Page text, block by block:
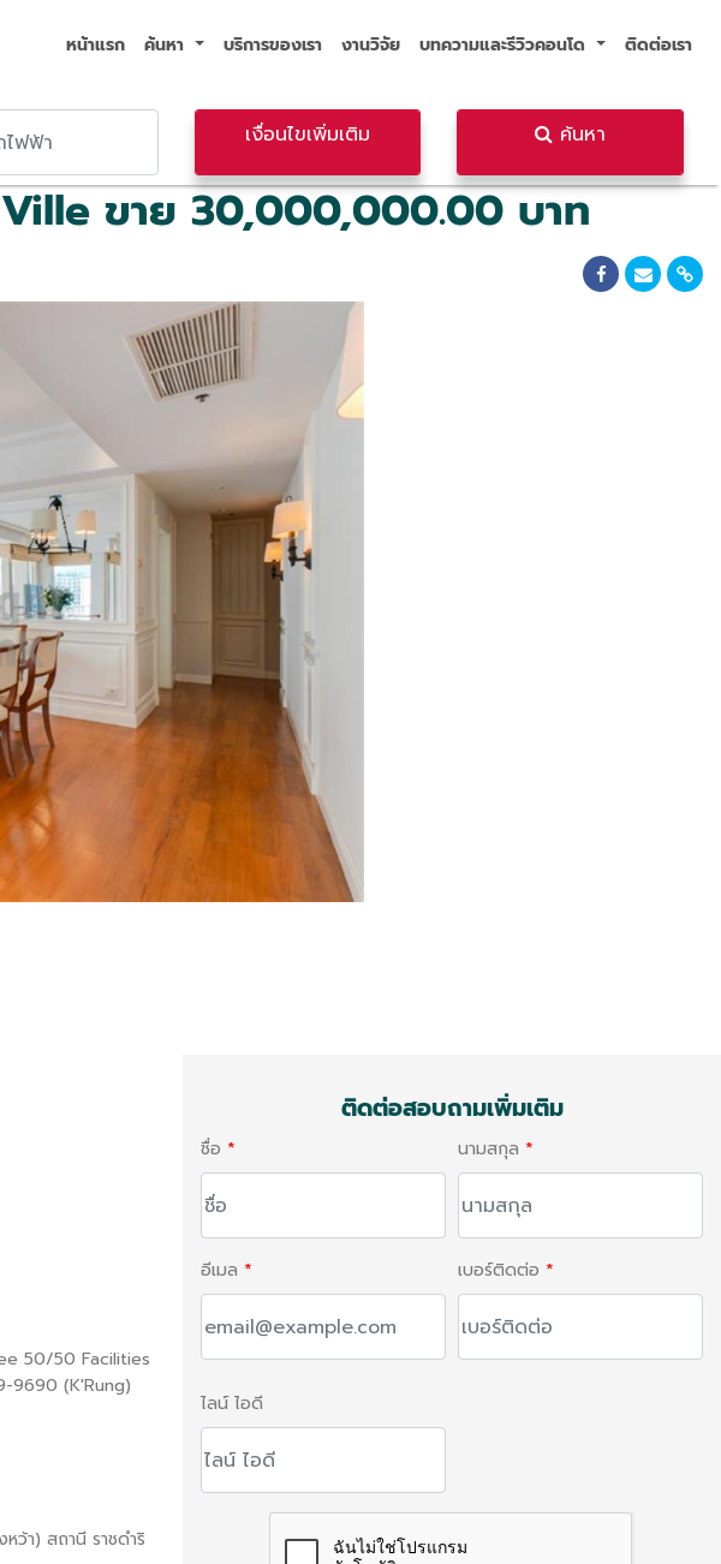
หน้าแรก ค้นหา บริการของเรา งานวิจัย บทความและรีวิวคอนโด ติดต่อเรา
เงื่อนไขเพิ่มเติม ค้นหา
หน้าแรก ค้นหา บริการของเรา งานวิจัย บทความและรีวิวคอนโด ติดต่อเรา
ขาย 30,000,000.00 บาท
50/50 Facilities
9690 (K'Rung)
ว้า) สถานี ราชดำริ
ติดต่อสอบถามเพิ่มเติม
ชื่อ * นามสกุล *
อีเมล * เบอร์ติดต่อ *
ไลน์ ไอดี